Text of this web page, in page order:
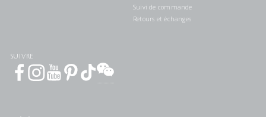
Suivi de commande
Retours et échanges
SUIVRE